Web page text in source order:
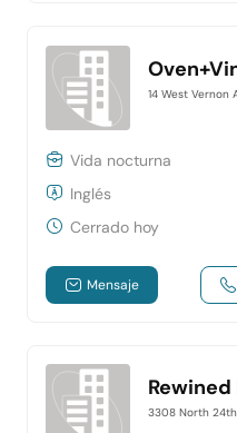
14 West Vernon
Vida nocturna
Inglés
Cerrado hoy
Mensaje
Rewined
3308 North